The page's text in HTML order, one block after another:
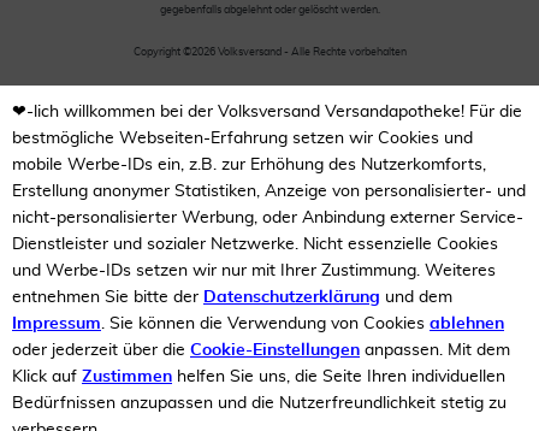
gegebenfalls abgelehnt oder gelöscht werden.
Copyright ©2026 Volksversand - Alle Rechte vorbehalten
❤-lich willkommen bei der Volksversand Versandapotheke! Für die
bestmögliche Webseiten-Erfahrung setzen wir Cookies und
mobile Werbe-IDs ein, z.B. zur Erhöhung des Nutzerkomforts,
Erstellung anonymer Statistiken, Anzeige von personalisierter- und
nicht-personalisierter Werbung, oder Anbindung externer Service-
Dienstleister und sozialer Netzwerke. Nicht essenzielle Cookies
und Werbe-IDs setzen wir nur mit Ihrer Zustimmung. Weiteres
entnehmen Sie bitte der Datenschutzerklärung und dem
Impressum. Sie können die Verwendung von Cookies ablehnen
oder jederzeit über die Cookie-Einstellungen anpassen. Mit dem
Klick auf Zustimmen helfen Sie uns, die Seite Ihren individuellen
Bedürfnissen anzupassen und die Nutzerfreundlichkeit stetig zu